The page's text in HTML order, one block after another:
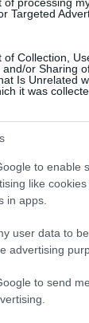
Targeted
Collection,
and/or Sharing
Is Unrelated
it was
to enable
like
in apps.
user data to
advertising
to send me
még
kiemelt
Hund Gábor